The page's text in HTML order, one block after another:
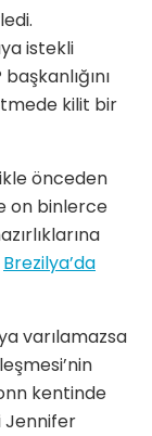
istekli
kilit bir
önceden
on binlerce
Brezilya’da
varılamazsa
kentinde
Jennifer